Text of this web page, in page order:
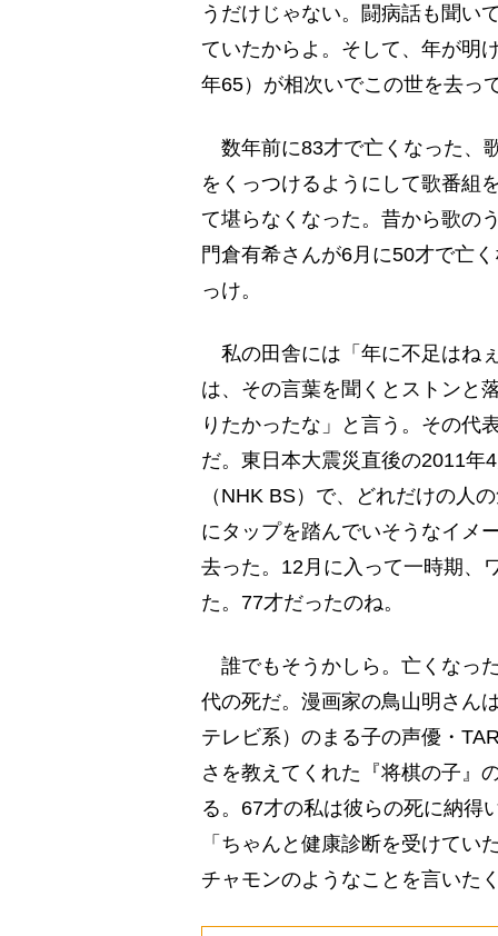
うだけじゃない。闘病話も聞い
ていたからよ。そして、年が明
年65）が相次いでこの世を去っ
数年前に83才で亡くなった、
をくっつけるようにして歌番組
て堪らなくなった。昔から歌の
門倉有希さんが6月に50才で亡
っけ。
私の田舎には「年に不足はね
は、その言葉を聞くとストンと
りたかったな」と言う。その代
だ。東日本大震災直後の2011年
（NHK BS）で、どれだけの人
にタップを踏んでいそうなイメ
去った。12月に入って一時期、
た。77才だったのね。
誰でもそうかしら。亡くなっ
代の死だ。漫画家の鳥山明さん
テレビ系）のまる子の声優・
さを教えてくれた『将棋の子』
る。67才の私は彼らの死に納得
「ちゃんと健康診断を受けて
チャモンのようなことを言いた